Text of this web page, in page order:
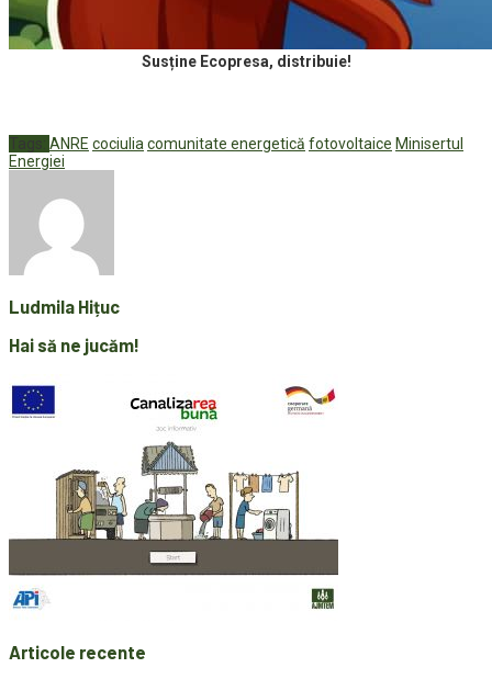
Susține Ecopresa, distribuie!
Tags: ANRE cociulia comunitate energetică fotovoltaice Minisertul
Energiei
Ludmila Hițuc
Hai să ne jucăm!
Articole recente